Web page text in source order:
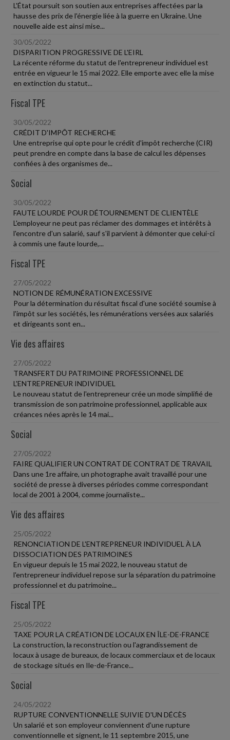
L'État poursuit son soutien aux entreprises affectées par la
hausse des prix de l'énergie liée à la guerre en Ukraine. Une
nouvelle aide est ainsi mise...
30/05/2022
DISPARITION PROGRESSIVE DE L'EIRL
La récente réforme du statut de l'entrepreneur individuel est
entrée en vigueur le 15 mai 2022. Elle emporte avec elle la mise
en extinction du statut...
Fiscal TPE
30/05/2022
CRÉDIT D'IMPÔT RECHERCHE
Une entreprise qui opte pour le crédit d'impôt recherche (CIR)
peut prendre en compte dans la base de calcul les dépenses
confiées à des organismes de...
Social
30/05/2022
FAUTE LOURDE POUR DÉTOURNEMENT DE CLIENTÈLE
L'employeur ne peut pas réclamer des dommages et intérêts à
l'encontre d'un salarié, sauf s'il parvient à démonter que celui-ci
à commis une faute lourde,...
Fiscal TPE
27/05/2022
NOTION DE RÉMUNÉRATION EXCESSIVE
Pour la détermination du résultat fiscal d'une société soumise à
l'impôt sur les sociétés, les rémunérations versées aux salariés
et dirigeants sont en...
Vie des affaires
27/05/2022
TRANSFERT DU PATRIMOINE PROFESSIONNEL DE
L'ENTREPRENEUR INDIVIDUEL
Le nouveau statut de l'entrepreneur crée un mode simplifié de
transmission de son patrimoine professionnel, applicable aux
créances nées après le 14 mai...
Social
27/05/2022
FAIRE QUALIFIER UN CONTRAT DE CONTRAT DE TRAVAIL
Dans une 1re affaire, un photographe avait travaillé pour une
société de presse à diverses périodes comme correspondant
local de 2001 à 2004, comme journaliste...
Vie des affaires
25/05/2022
RENONCIATION DE L'ENTREPRENEUR INDIVIDUEL À LA
DISSOCIATION DES PATRIMOINES
En vigueur depuis le 15 mai 2022, le nouveau statut de
l'entrepreneur individuel repose sur la séparation du patrimoine
professionnel et du patrimoine...
Fiscal TPE
25/05/2022
TAXE POUR LA CRÉATION DE LOCAUX EN ÎLE-DE-FRANCE
La construction, la reconstruction ou l'agrandissement de
locaux à usage de bureaux, de locaux commerciaux et de locaux
de stockage situés en Ile-de-France...
Social
24/05/2022
RUPTURE CONVENTIONNELLE SUIVIE D'UN DÉCÈS
Un salarié et son employeur conviennent d'une rupture
conventionnelle et signent, le 11 septembre 2015, une